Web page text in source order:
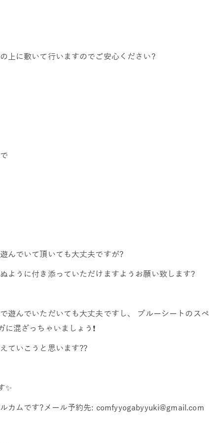
上に敷いて行いますのでご安心ください?
んでいて頂いても大丈夫ですが?
ように付き添っていただけますようお願い致します?
遊んでいただいても大丈夫ですし、 ブルーシートのスペ
混ざっちゃいましょう❗️
ていこうと思います??
✨
カムです?メール予約先: comfyyogabyyuki@gmail.com